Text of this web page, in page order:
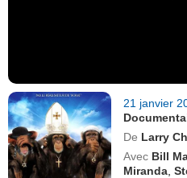
21 janvier
De Larry
Avec Bill
Miranda ,